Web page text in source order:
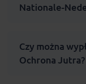
Nationale-
Czy można
Ochrona Jutra?